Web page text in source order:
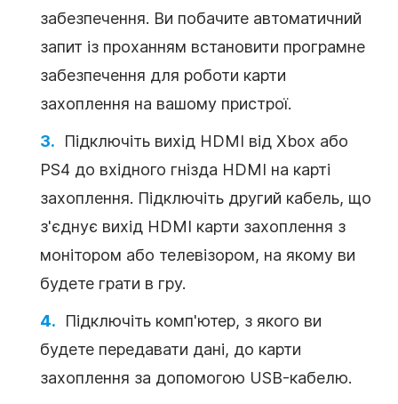
забезпечення. Ви побачите автоматичний
запит із проханням встановити програмне
забезпечення для роботи карти
захоплення на вашому пристрої.
Підключіть вихід HDMI від Xbox або
PS4 до вхідного гнізда HDMI на карті
захоплення. Підключіть другий кабель, що
з'єднує вихід HDMI карти захоплення з
монітором або телевізором, на якому ви
будете грати в гру.
Підключіть комп'ютер, з якого ви
будете передавати дані, до карти
захоплення за допомогою USB-кабелю.